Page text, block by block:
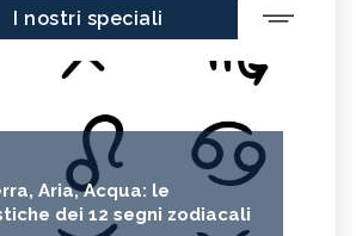
I nostri speciali
Aria, Acqua: le
dei 12 segni zodiacali